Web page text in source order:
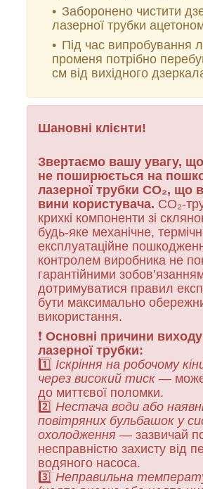
Заборонено чистити
лазерної трубки
Під час випробування
променя потрібно
см від вихідного
Шановні клієнти!
Звертаємо вашу увагу, що
не поширюється на
лазерної трубки CO₂, що
вини користувача. CO₂-
крихкі компоненти зі
будь-яке механічне,
експлуатаційне
контролем виробника не
гарантійними
дотримуватися правил
бути максимально
використання.
❗ Основні причини
лазерної трубки:
1️⃣ Іскріння на робочому
через високий тиск — може
до миттєвої поломки.
2️⃣ Нестача води або
повітряних бульбашок у
охолодження — зазвичай
несправністю захисту від
водяного насоса.
3️⃣ Неправильна